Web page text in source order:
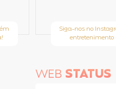
Siga-nos no
entretenimento
WEB STATUS